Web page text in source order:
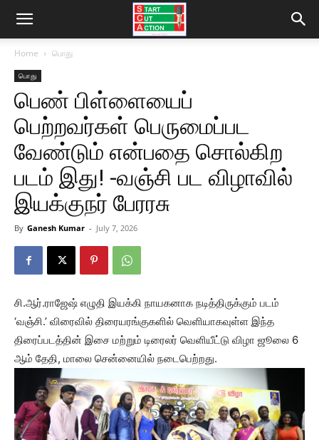
Home பொது
பொது
பெண் பிள்ளையைப்
பெற்றவர்கள் பெருமைப்பட
வேண்டும் என்பதை சொல்கிற
படம் இது! -வஞ்சி பட விழாவில்
இயக்குநர் பேரரசு
By Ganesh Kumar - July 7, 2026
சி.ஆர்.ராஜேஷ் எழுதி இயக்கி நாயகனாக நடித்திருக்கும் படம்
‘வஞ்சி.’ விரைவில் திரையரங்குகளில் வெளியாகவுள்ள இந்த
திரைப்படத்தின் இசை மற்றும் டிரைலர் வெளியீட்டு விழா ஜூலை 6
ஆம் தேதி, மாலை சென்னையில் நடைபெற்றது.